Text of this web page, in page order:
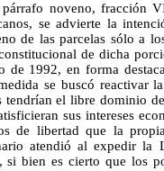
noveno, fracción
se advierte la
de las parcelas sólo a
de dicha
1992, en forma
se buscó reactivar
tendrían el libre dominio
sus intereses
de libertad que la
atendió al expedir la
bien es cierto que los